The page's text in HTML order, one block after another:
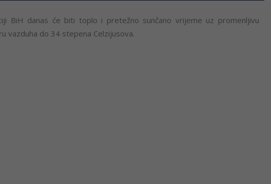
BiH danas će biti toplo i pretežno sunčano vrijeme uz promenljivu
vazduha do 34 stepena Celzijusova.